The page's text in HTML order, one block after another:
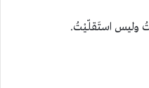
وليس استَقلّيْتُ.